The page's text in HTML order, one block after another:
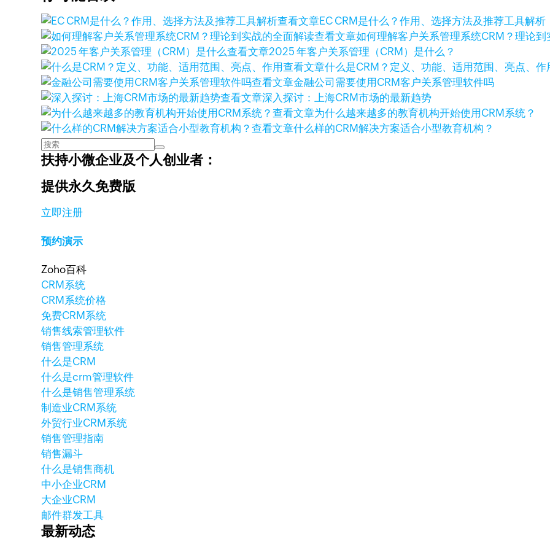
查看文章EC CRM是什么？作用、选择方法及推荐工具解析
查看文章如何理解客户关系管理系统CRM？理论
查看文章2025 年客户关系管理（CRM）是什么？
查看文章什么是CRM？定义、功能、适用范围、亮点、作
查看文章金融公司需要使用CRM客户关系管理软件吗
查看文章深入探讨：上海CRM市场的最新趋势
查看文章为什么越来越多的教育机构开始使用CRM系统？
查看文章什么样的CRM解决方案适合小型教育机构？
扶持小微企业及个人创业者：
提供永久免费版
立即注册
预约演示
Zoho百科
CRM系统
CRM系统价格
免费CRM系统
销售线索管理软件
销售管理系统
什么是CRM
什么是crm管理软件
什么是销售管理系统
制造业CRM系统
外贸行业CRM系统
销售管理指南
销售漏斗
什么是销售商机
中小企业CRM
大企业CRM
邮件群发工具
最新动态